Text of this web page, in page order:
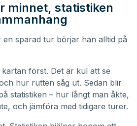
minnet, statistiken
sparad tur börjar han alltid på
först. Det är kul att se
hur rutten såg ut. Sedan blir
statistiken – hur långt man åkte,
och jämföra med tidigare turer.